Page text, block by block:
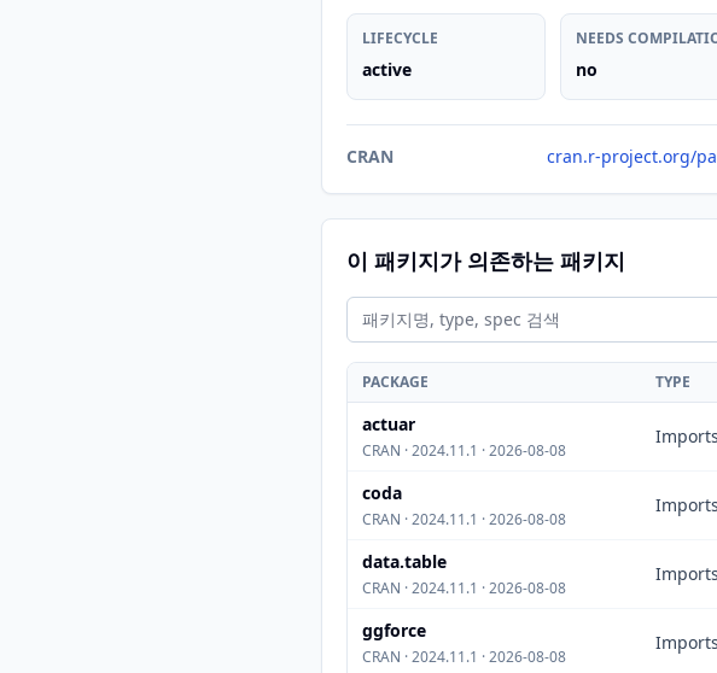
LIFECYCLE
active
NEEDS
no
CRAN cran.r-project.org/
이 패키지가 의존하는 패키지
PACKAGE TYPE
actuar
CRAN · 2024.11.1 · 2026-08-08
Imports
coda
CRAN · 2024.11.1 · 2026-08-08
Imports
data.table
CRAN · 2024.11.1 · 2026-08-08
Imports
ggforce
CRAN · 2024.11.1 · 2026-08-08
Imports